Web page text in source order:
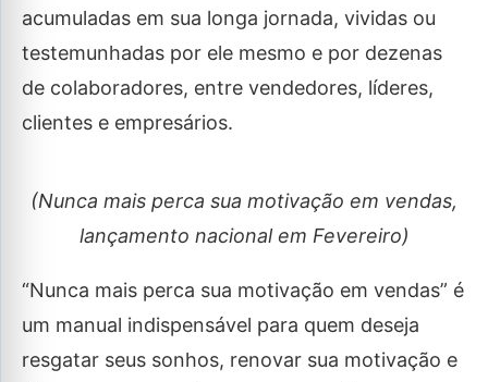
acumuladas em sua longa jornada, vividas ou
testemunhadas por ele mesmo e por dezenas
de colaboradores, entre vendedores, líderes,
clientes e empresários.
(Nunca mais perca sua motivação em vendas,
lançamento nacional em Fevereiro)
“Nunca mais perca sua motivação em vendas” é
um manual indispensável para quem deseja
resgatar seus sonhos, renovar sua motivação e